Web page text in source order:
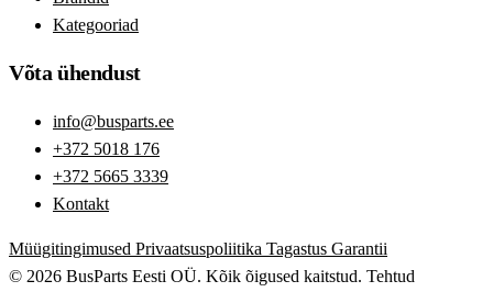
Kategooriad
Võta ühendust
info@busparts.ee
+372 5018 176
+372 5665 3339
Kontakt
Müügitingimused Privaatsuspoliitika Tagastus Garantii
© 2026 BusParts Eesti OÜ. Kõik õigused kaitstud. Tehtud